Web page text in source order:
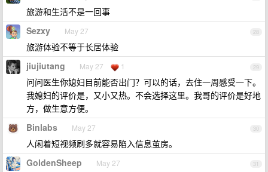
旅游和生活不是一回事
28
Sezxy May 27
旅游体验不等于长居体验
29
jiujiutang May 27 1
问问医生你媳妇目前能否出门？可以的话，去住一周感受一下。
我媳妇的评价是，又小又热。不会选择这里。我哥的评价是好地
方，做生意方便。
30
Binlabs May 27
人闲着短视频刷多就容易陷入信息茧房。
31
GoldenSheep May 27